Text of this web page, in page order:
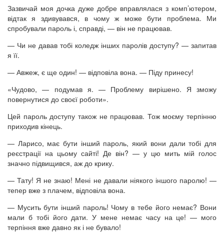
Зазвичай моя дочка дуже добре вправлялася з комп’ютером,
відтак я здивувався, в чому ж може бути проблема. Ми
спробували пароль і, справді, — він не працював.
— Чи не давав тобі коледж інших паролів доступу? — запитав
я її.
— Авжеж, є ще один! — відповіла вона. — Піду принесу!
«Чудово, — подумав я. — Проблему вирішено. Я зможу
повернутися до своєї роботи».
Цей пароль доступу також не працював. Тож моєму терпінню
приходив кінець.
— Ларисо, має бути інший пароль, який вони дали тобі для
реєстрації на цьому сайті! Де він? — у цю мить мій голос
значно підвищився, аж до крику.
— Тату! Я не знаю! Мені не давали ніякого іншого паролю! —
тепер вже з плачем, відповіла вона.
— Мусить бути інший пароль! Чому в тебе його немає? Вони
мали б тобі його дати. У мене немає часу на це! — мого
терпіння вже давно як і не бувало!